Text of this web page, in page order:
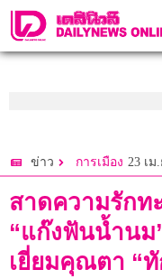
ข่าว การเมือง 23 เม
สาดความรักท
“แก๊งฟันน้ำนม
เยี่ยมคุณตา “